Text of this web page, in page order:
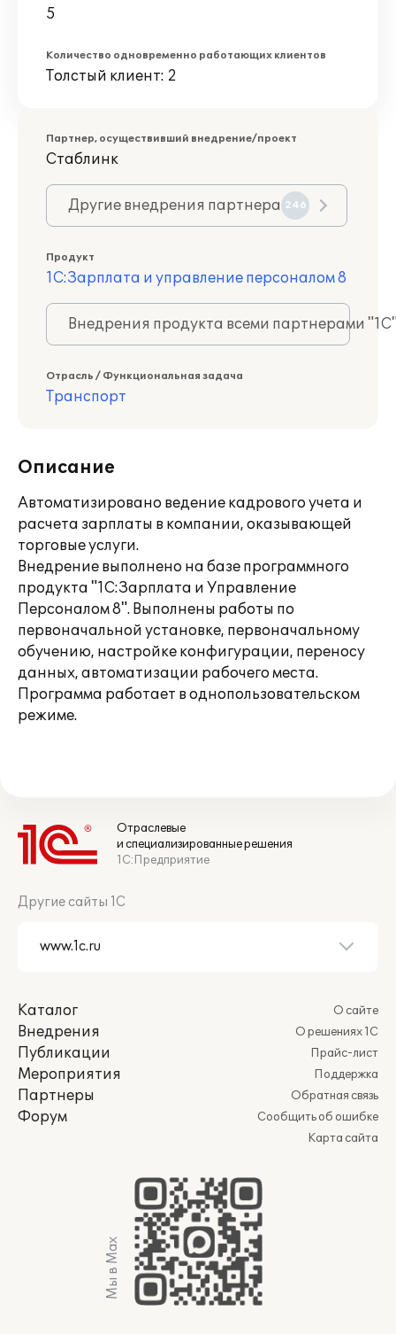
5
Количество одновременно работающих клиентов
Толстый клиент: 2
Партнер, осуществивший внедрение/проект
Стаблинк
Другие внедрения партнера 246
Продукт
1С:Зарплата и управление персоналом 8
Внедрения продукта всеми партнерами
Отрасль / Функциональная задача
Транспорт
Описание
Автоматизировано ведение кадрового учета и
расчета зарплаты в компании, оказывающей
торговые услуги.
Внедрение выполнено на базе программного
продукта "1С:Зарплата и Управление
Персоналом 8". Выполнены работы по
первоначальной установке, первоначальному
обучению, настройке конфигурации, переносу
данных, автоматизации рабочего места.
Программа работает в однопользовательском
режиме.
Отраслевые
и специализированные решения
1С:Предприятие
Другие сайты 1С
Каталог
Внедрения
Публикации
Мероприятия
Партнеры
Форум
О сайте
О решениях 1С
Прайс-лист
Поддержка
Обратная связь
Сообщить об ошибке
Карта сайта
Мы в Max